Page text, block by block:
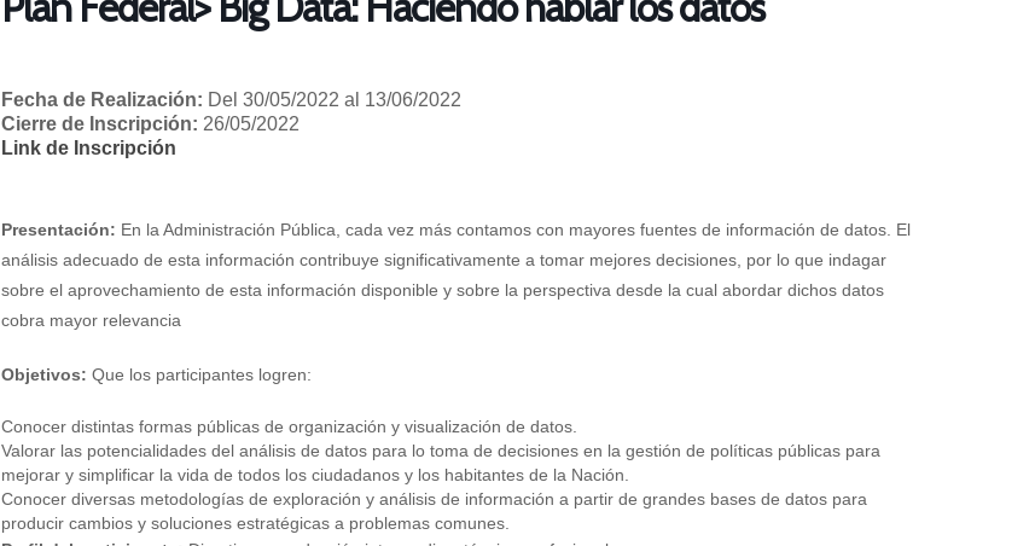
Fecha de Realización: Del 30/05/2022 al 13/06/2022
Cierre de Inscripción: 26/05/2022
Link de Inscripción
Presentación: En la Administración Pública, cada vez más contamos con mayores fuentes de información de datos. El
análisis adecuado de esta información contribuye significativamente a tomar mejores decisiones, por lo que indagar
sobre el aprovechamiento de esta información disponible y sobre la perspectiva desde la cual abordar dichos datos
cobra mayor relevancia
Objetivos: Que los participantes logren:
Conocer distintas formas públicas de organización y visualización de datos.
Valorar las potencialidades del análisis de datos para lo toma de decisiones en la gestión de políticas públicas para
mejorar y simplificar la vida de todos los ciudadanos y los habitantes de la Nación.
Conocer diversas metodologías de exploración y análisis de información a partir de grandes bases de datos para
producir cambios y soluciones estratégicas a problemas comunes.